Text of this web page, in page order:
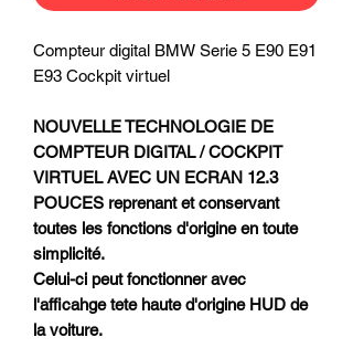
Compteur digital BMW Serie 5 E90 E91
E93 Cockpit virtuel
NOUVELLE TECHNOLOGIE DE
COMPTEUR DIGITAL / COCKPIT
VIRTUEL AVEC UN ECRAN 12.3
POUCES reprenant et conservant
toutes les fonctions d'origine en toute
simplicité.
Celui-ci peut fonctionner avec
l'afficahge tete haute d'origine HUD de
la voiture.